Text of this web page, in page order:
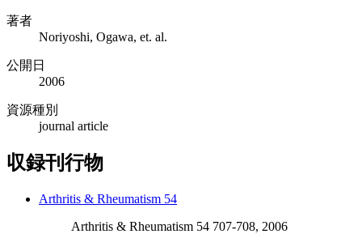
著者
Noriyoshi, Ogawa, et. al.
公開日
2006
資源種別
journal article
収録刊行物
Arthritis & Rheumatism 54
Arthritis & Rheumatism 54 707-708, 2006